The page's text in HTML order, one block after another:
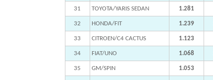
31 TOYOTA/YARIS SEDAN 1.281
32 HONDA/FIT 1.239
33 CITROEN/C4 CACTUS 1.123
34 FIAT/UNO 1.068
35 GM/SPIN 1.053